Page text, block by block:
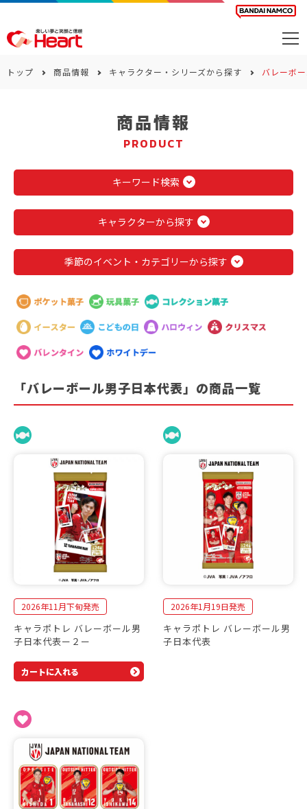
お問い合わせ
トップ 商品情報 キャラクター・シリーズから探す バレーボ
商品情報
PRODUCT
キーワード検索
キャラクターから探す
季節のイベント・カテゴリーから探す
「バレーボール男子日本代表」の商品一覧
2026年11月下旬発売
キャラポトレ バレーボール男
子日本代表ー２ー
カートに入れる
2026年1月19日発売
キャラポトレ バレーボール男
子日本代表